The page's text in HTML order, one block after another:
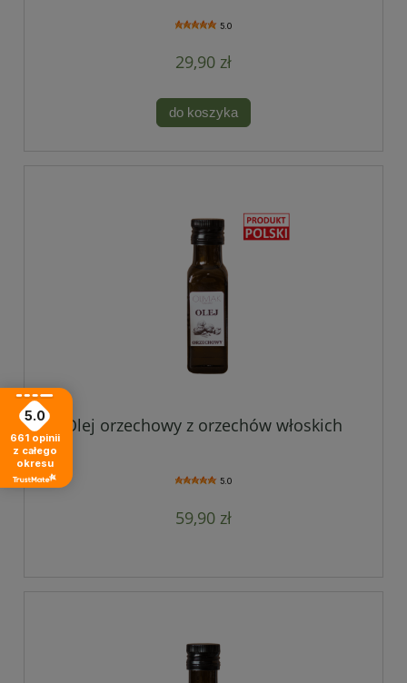
5.0
29,90 zł
do koszyka
Olej orzechowy z orzechów włoskich
5.0
59,90 zł
5.0
661 opinii
z całego
okresu